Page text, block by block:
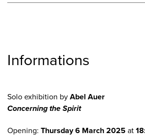
Informations
Solo exhibition by Abel Auer
Concerning the Spirit
Opening: Thursday 6 March 2025 at